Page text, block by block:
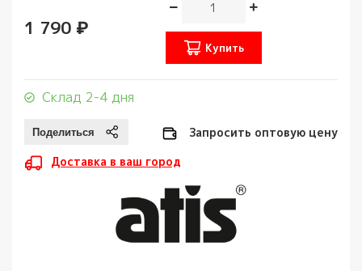
1 790 ₽
Купить
Склад 2-4 дня
Запросить оптовую цену
Доставка в ваш город